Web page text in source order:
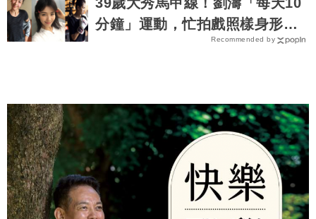
分鐘」運動，忙拍戲照樣身形緊
Recommended by